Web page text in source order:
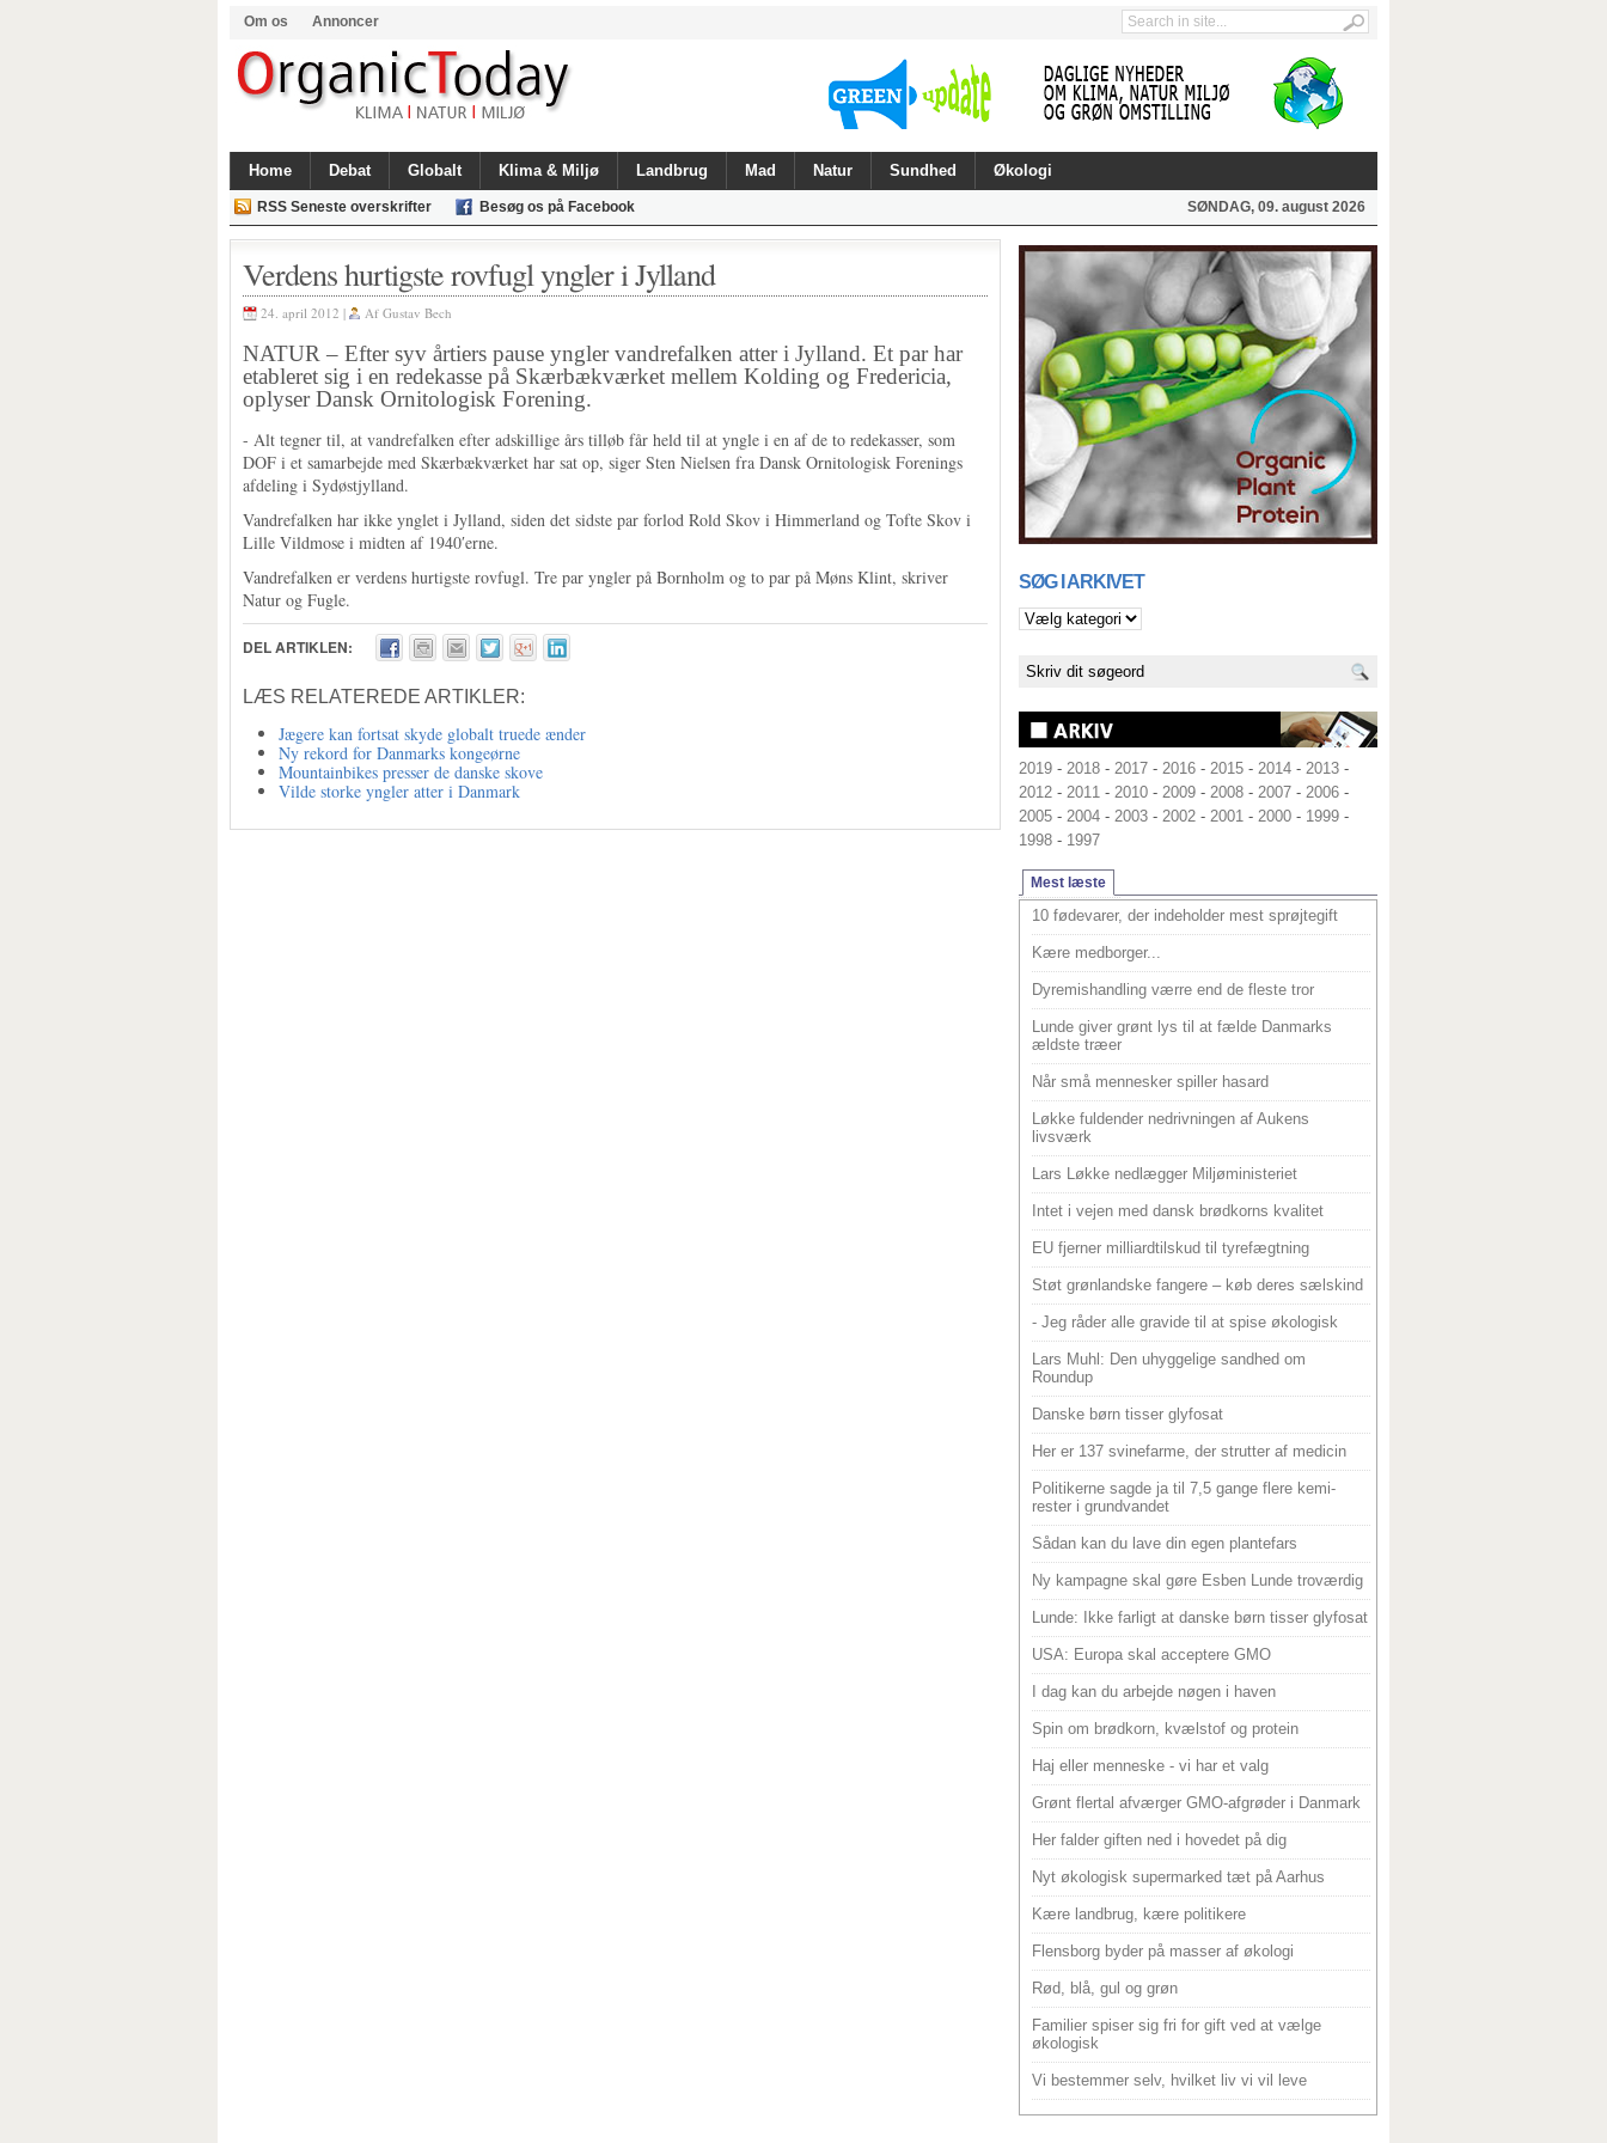
Om os Annoncer
Home Debat Globalt Klima & Miljø Landbrug Mad Natur Sundhed Økologi
RSS Seneste overskrifter Besøg os på Facebook SØNDAG, 09. august 2026
Verdens hurtigste rovfugl yngler i Jylland
24. april 2012 | Af Gustav Bech
NATUR – Efter syv årtiers pause yngler vandrefalken atter i Jylland. Et par har
etableret sig i en redekasse på Skærbækværket mellem Kolding og Fredericia,
oplyser Dansk Ornitologisk Forening.
- Alt tegner til, at vandrefalken efter adskillige års tilløb får held til at yngle i en af de to redekasser, som
DOF i et samarbejde med Skærbækværket har sat op, siger Sten Nielsen fra Dansk Ornitologisk Forenings
afdeling i Sydøstjylland.
Vandrefalken har ikke ynglet i Jylland, siden det sidste par forlod Rold Skov i Himmerland og Tofte Skov i
Lille Vildmose i midten af 1940′erne.
Vandrefalken er verdens hurtigste rovfugl. Tre par yngler på Bornholm og to par på Møns Klint, skriver
Natur og Fugle.
DEL ARTIKLEN:
LÆS RELATEREDE ARTIKLER:
Jægere kan fortsat skyde globalt truede ænder
Ny rekord for Danmarks kongeørne
Mountainbikes presser de danske skove
Vilde storke yngler atter i Danmark
SØG I ARKIVET
2019 - 2018 - 2017 - 2016 - 2015 - 2014 - 2013 -
2012 - 2011 - 2010 - 2009 - 2008 - 2007 - 2006 -
2005 - 2004 - 2003 - 2002 - 2001 - 2000 - 1999 -
1998 - 1997
Mest læste
10 fødevarer, der indeholder mest sprøjtegift
Kære medborger...
Dyremishandling værre end de fleste tror
Lunde giver grønt lys til at fælde Danmarks
ældste træer
Når små mennesker spiller hasard
Løkke fuldender nedrivningen af Aukens
livsværk
Lars Løkke nedlægger Miljøministeriet
Intet i vejen med dansk brødkorns kvalitet
EU fjerner milliardtilskud til tyrefægtning
Støt grønlandske fangere – køb deres sælskind
- Jeg råder alle gravide til at spise økologisk
Lars Muhl: Den uhyggelige sandhed om
Roundup
Danske børn tisser glyfosat
Her er 137 svinefarme, der strutter af medicin
Politikerne sagde ja til 7,5 gange flere kemi-
rester i grundvandet
Sådan kan du lave din egen plantefars
Ny kampagne skal gøre Esben Lunde troværdig
Lunde: Ikke farligt at danske børn tisser glyfosat
USA: Europa skal acceptere GMO
I dag kan du arbejde nøgen i haven
Spin om brødkorn, kvælstof og protein
Haj eller menneske - vi har et valg
Grønt flertal afværger GMO-afgrøder i Danmark
Her falder giften ned i hovedet på dig
Nyt økologisk supermarked tæt på Aarhus
Kære landbrug, kære politikere
Flensborg byder på masser af økologi
Rød, blå, gul og grøn
Familier spiser sig fri for gift ved at vælge
økologisk
Vi bestemmer selv, hvilket liv vi vil leve